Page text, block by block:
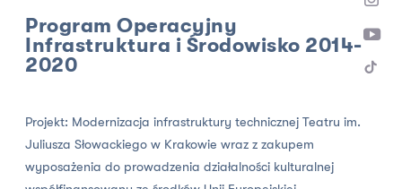
Program Operacyjny
Infrastruktura i Środowisko 2014-
2020
Projekt: Modernizacja infrastruktury technicznej Teatru im.
Juliusza Słowackiego w Krakowie wraz z zakupem
wyposażenia do prowadzenia działalności kulturalnej